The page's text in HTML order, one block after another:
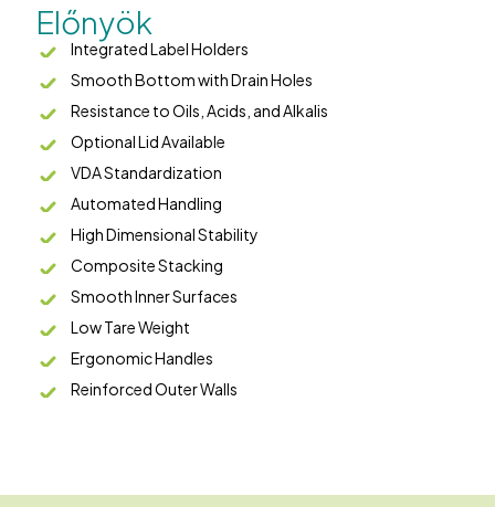
Előnyök
Integrated Label Holders
Smooth Bottom with Drain Holes
Resistance to Oils, Acids, and Alkalis
Optional Lid Available
VDA Standardization
Automated Handling
High Dimensional Stability
Composite Stacking
Smooth Inner Surfaces
Low Tare Weight
Ergonomic Handles
Reinforced Outer Walls